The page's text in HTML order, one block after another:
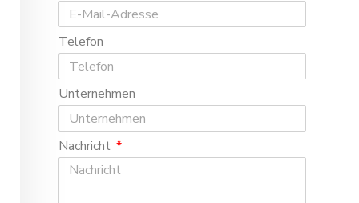
Telefon
Unternehmen
Nachricht